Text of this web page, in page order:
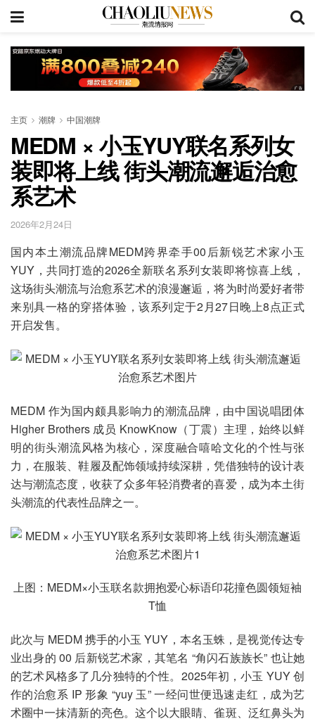
主页 潮牌 中国潮牌
MEDM × 小玉YUY联名系列女
装即将上线 街头潮流邂逅治愈
系艺术
2026年2月24日
国内本土潮流品牌MEDM跨界牵手00后新锐艺术家小玉
YUY，共同打造的2026全新联名系列女装即将惊喜上线，
这场街头潮流与治愈系艺术的浪漫邂逅，将为时尚爱好者带
来别具一格的穿搭体验，该系列定于2月27日晚上8点正式
开启发售。
MEDM 作为国内颇具影响力的潮流品牌，由中国说唱团体
Higher Brothers 成员 KnowKnow（丁震）主理，始终以鲜
明的街头潮流风格为核心，深度融合嘻哈文化的个性与张
力，在服装、鞋履及配饰领域持续深耕，凭借独特的设计表
达与潮流态度，收获了众多年轻消费者的喜爱，成为本土街
头潮流的代表性品牌之一。
上图：MEDM×小玉联名款拥抱爱心标语印花撞色圆领短袖
T恤
此次与 MEDM 携手的小玉 YUY，本名玉蛛，是视觉传达专
业出身的 00 后新锐艺术家，其笔名 “角闪石族族长” 也让她
的艺术风格多了几分独特的个性。2025年初，小玉 YUY 创
作的治愈系 IP 形象 “yuy 玉” 一经问世便迅速走红，成为艺
术圈中一抹清新的亮色。这个以大眼睛、雀斑、泛红鼻头为